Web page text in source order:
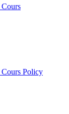
Cours
Cours Policy